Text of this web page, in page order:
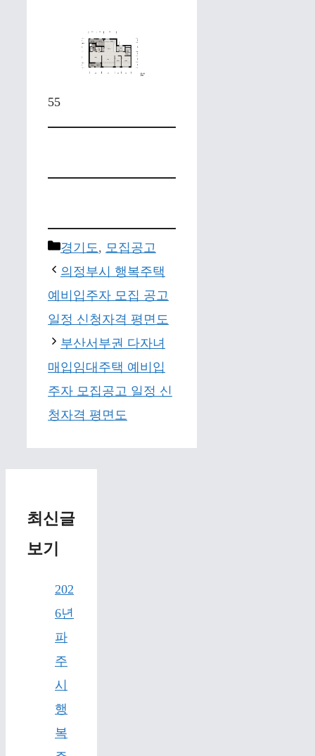
55
Categories
경기도 , 모집공고
의정부시 행복주택
예비입주자 모집 공고
일정 신청자격 평면도
부산서부권 다자녀
매입임대주택 예비입
주자 모집공고 일정 신
청자격 평면도
최신글
보기
202
6년
파
주
시
행
복